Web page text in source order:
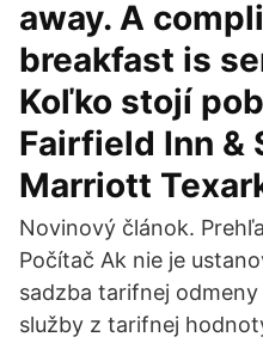
away. A
breakfast is
Koľko stojí
Fairfield Inn &
Marriott
Novinový článok.
Počítač Ak nie je
sadzba tarifnej
služby z tarifnej